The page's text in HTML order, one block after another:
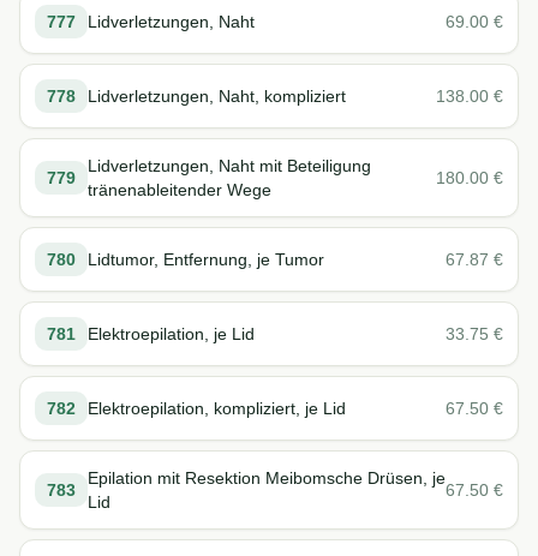
777 Lidverletzungen, Naht 69.00 €
778 Lidverletzungen, Naht, kompliziert 138.00 €
779
Lidverletzungen, Naht mit Beteiligung
tränenableitender Wege
180.00 €
780 Lidtumor, Entfernung, je Tumor 67.87 €
781 Elektroepilation, je Lid 33.75 €
782 Elektroepilation, kompliziert, je Lid 67.50 €
783
Epilation mit Resektion Meibomsche Drüsen, je
Lid
67.50 €